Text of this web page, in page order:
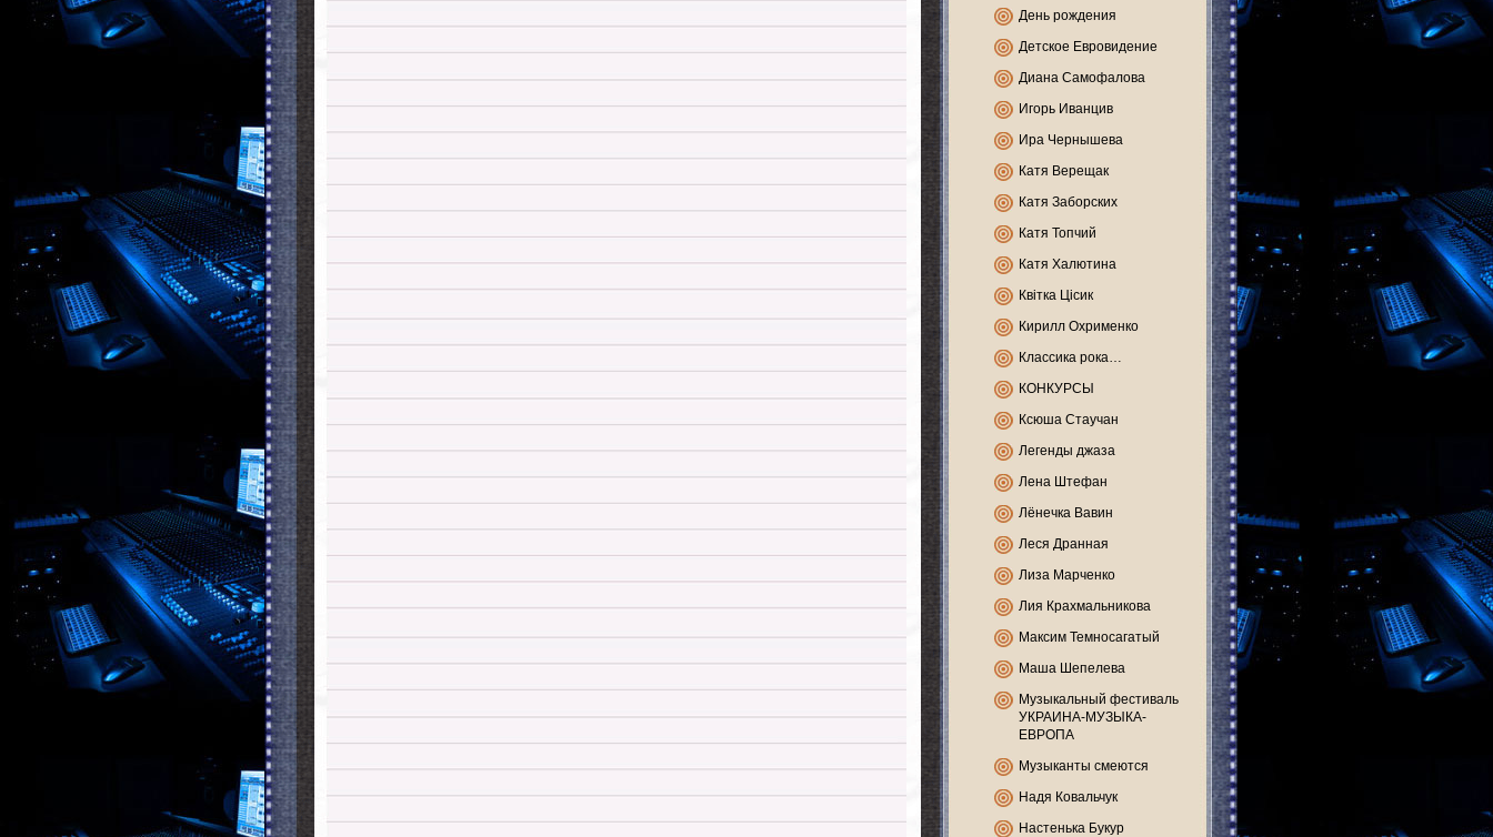
День рождения
Детское Евровидение
Диана Самофалова
Игорь Иванцив
Ира Чернышева
Катя Верещак
Катя Заборских
Катя Топчий
Катя Халютина
Квітка Цісик
Кирилл Охрименко
Классика рока…
КОНКУРСЫ
Ксюша Стаучан
Легенды джаза
Лена Штефан
Лёнечка Вавин
Леся Дранная
Лиза Марченко
Лия Крахмальникова
Максим Темносагатый
Маша Шепелева
Музыкальный фестиваль
УКРАИНА-МУЗЫКА-
ЕВРОПА
Музыканты смеются
Надя Ковальчук
Настенька Букур